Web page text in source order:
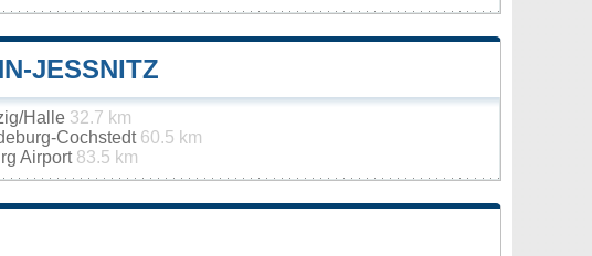
JESSNITZ
Halle 32.7 km
Cochstedt 60.5 km
Airport 83.5 km